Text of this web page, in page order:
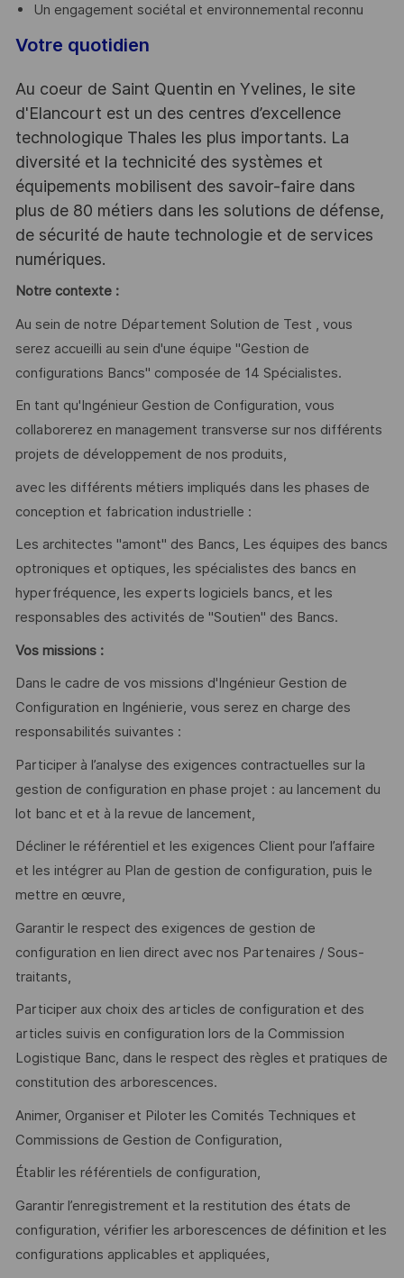
Un engagement sociétal et environnemental reconnu
Votre quotidien
Au coeur de Saint Quentin en Yvelines, le site
d'Elancourt est un des centres d’excellence
technologique Thales les plus importants. La
diversité et la technicité des systèmes et
équipements mobilisent des savoir-faire dans
plus de 80 métiers dans les solutions de défense,
de sécurité de haute technologie et de services
numériques.
Notre contexte :
Au sein de notre Département Solution de Test , vous
serez accueilli au sein d'une équipe "Gestion de
configurations Bancs" composée de 14 Spécialistes.
En tant qu'Ingénieur Gestion de Configuration, vous
collaborerez en management transverse sur nos différents
projets de développement de nos produits,
avec les différents métiers impliqués dans les phases de
conception et fabrication industrielle :
Les architectes "amont" des Bancs, Les équipes des bancs
optroniques et optiques, les spécialistes des bancs en
hyperfréquence, les experts logiciels bancs, et les
responsables des activités de "Soutien" des Bancs.
Vos missions :
Dans le cadre de vos missions d'Ingénieur Gestion de
Configuration en Ingénierie, vous serez en charge des
responsabilités suivantes :
Participer à l’analyse des exigences contractuelles sur la
gestion de configuration en phase projet : au lancement du
lot banc et et à la revue de lancement,
Décliner le référentiel et les exigences Client pour l’affaire
et les intégrer au Plan de gestion de configuration, puis le
mettre en œuvre,
Garantir le respect des exigences de gestion de
configuration en lien direct avec nos Partenaires / Sous-
traitants,
Participer aux choix des articles de configuration et des
articles suivis en configuration lors de la Commission
Logistique Banc, dans le respect des règles et pratiques de
constitution des arborescences.
Animer, Organiser et Piloter les Comités Techniques et
Commissions de Gestion de Configuration,
Établir les référentiels de configuration,
Garantir l’enregistrement et la restitution des états de
configuration, vérifier les arborescences de définition et les
configurations applicables et appliquées,